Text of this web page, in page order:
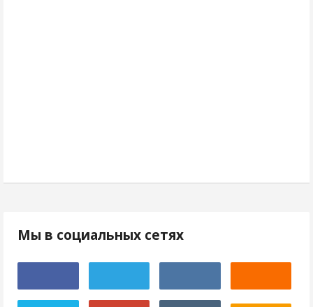
Мы в социальных сетях